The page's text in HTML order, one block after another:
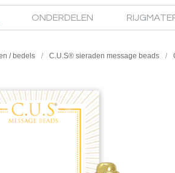
ONDERDELEN
/ bedels C.U.S® sieraden message beads